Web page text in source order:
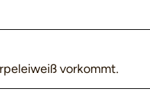
vorkommt.